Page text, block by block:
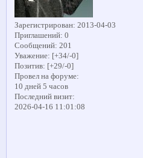
Зарегистрирован: 2013-04-03
Приглашений: 0
Сообщений: 201
Уважение: [+34/-0]
Позитив: [+29/-0]
Провел на форуме:
10 дней 5 часов
Последний визит:
2026-04-16 11:01:08